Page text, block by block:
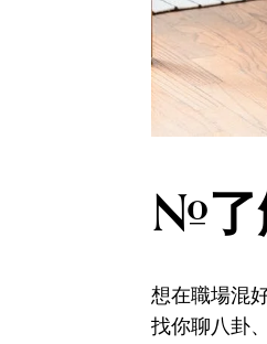
#了
想在職場混
找你聊八卦